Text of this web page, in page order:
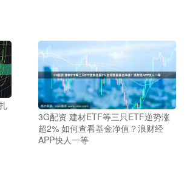
3G配资 建材ETF等三只ETF逆势涨
超2% 如何查看基金净值？浪财经
APP快人一等